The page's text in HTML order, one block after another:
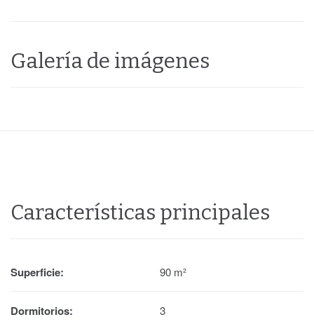
Galería de imágenes
Características principales
Superficie: 90 m²
Dormitorios: 3